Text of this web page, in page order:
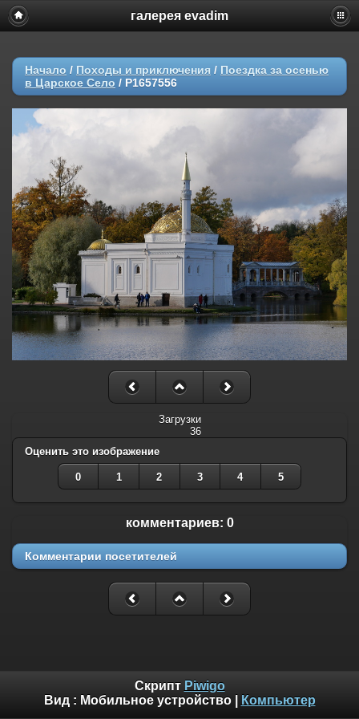
галерея evadim
Начало / Походы и приключения / Поездка за осенью
в Царское Село / P1657556
Загрузки
36
Оценить это изображение
0 1 2 3 4 5
комментариев: 0
Комментарии посетителей
Скрипт Piwigo
Вид : Мобильное устройство| Компьютер